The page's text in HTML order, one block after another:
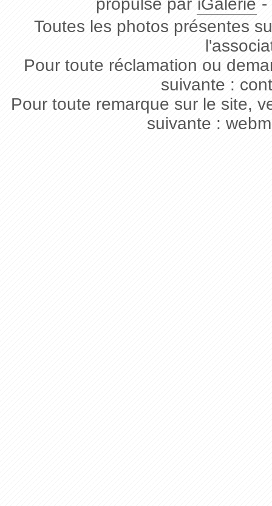
propulsé par iGalerie -
Toutes les photos présentes
Pour toute réclamation ou
suivante :
Pour toute remarque sur le site,
suivante :